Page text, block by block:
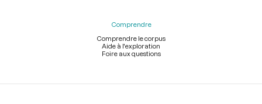
Comprendre
Comprendre le corpus
Aide à l'exploration
Foire aux questions